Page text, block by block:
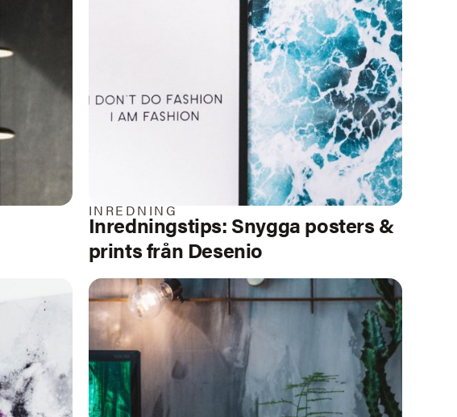
INREDNING
Inredningstips: Snygga posters &
prints från Desenio